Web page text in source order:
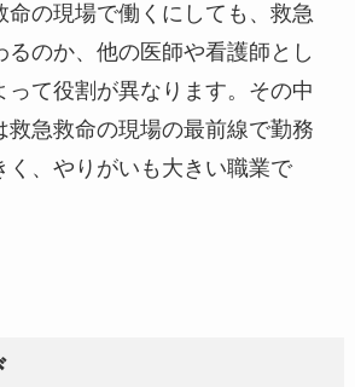
命の現場で働くにしても、救急
るのか、他の医師や看護師とし
って役割が異なります。その中
救急救命の現場の最前線で勤務
く、やりがいも大きい職業で